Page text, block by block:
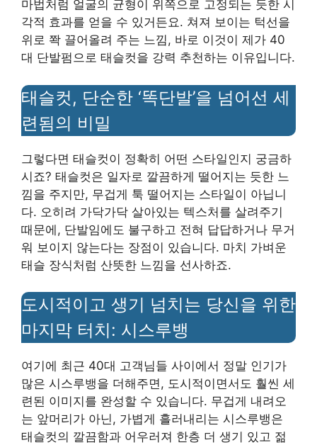
마법처럼 얼굴의 균형이 위쪽으로 고정되는 듯한 시
각적 효과를 얻을 수 있거든요. 쳐져 보이는 턱선을
위로 쫙 끌어올려 주는 느낌, 바로 이것이 제가 40
대 단발펌으로 태슬컷을 강력 추천하는 이유입니다.
태슬컷, 단순한 ‘똑단발’을 넘어선 세
련됨의 비밀
그렇다면 태슬컷이 정확히 어떤 스타일인지 궁금하
시죠? 태슬컷은 일자로 깔끔하게 떨어지는 듯한 느
낌을 주지만, 무겁게 툭 떨어지는 스타일이 아닙니
다. 오히려 가닥가닥 살아있는 텍스처를 살려주기
때문에, 단발임에도 불구하고 전혀 답답하거나 무거
워 보이지 않는다는 장점이 있습니다. 마치 가벼운
태슬 장식처럼 산뜻한 느낌을 선사하죠.
도시적이고 생기 넘치는 당신을 위한
마지막 터치: 시스루뱅
여기에 최근 40대 고객님들 사이에서 정말 인기가
많은 시스루뱅을 더해주면, 도시적이면서도 훨씬 세
련된 이미지를 완성할 수 있습니다. 무겁게 내려오
는 앞머리가 아닌, 가볍게 흘러내리는 시스루뱅은
태슬컷의 깔끔함과 어우러져 한층 더 생기 있고 젊